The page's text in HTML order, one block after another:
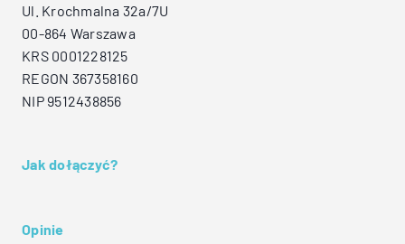
Ul. Krochmalna 32a/7U
00-864 Warszawa
KRS 0001228125
REGON 367358160
NIP 9512438856
Jak dołączyć?
Opinie